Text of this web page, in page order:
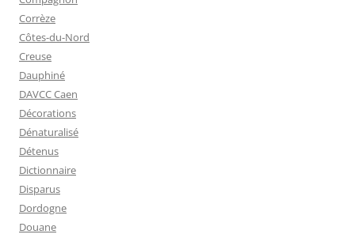
Corrèze
Côtes-du-Nord
Creuse
Dauphiné
DAVCC Caen
Décorations
Dénaturalisé
Détenus
Dictionnaire
Disparus
Dordogne
Douane